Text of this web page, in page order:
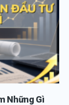
Những Gì